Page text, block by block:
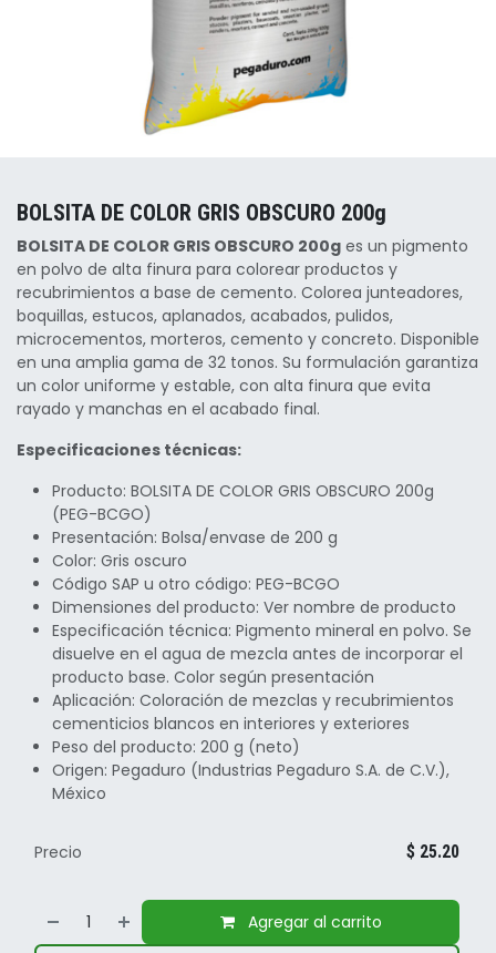
BOLSITA DE COLOR GRIS OBSCURO 200g
BOLSITA DE COLOR GRIS OBSCURO 200g es un pigmento
en polvo de alta finura para colorear productos y
recubrimientos a base de cemento. Colorea junteadores,
boquillas, estucos, aplanados, acabados, pulidos,
microcementos, morteros, cemento y concreto. Disponible
en una amplia gama de 32 tonos. Su formulación garantiza
un color uniforme y estable, con alta finura que evita
rayado y manchas en el acabado final.
Especificaciones técnicas:
Producto: BOLSITA DE COLOR GRIS OBSCURO 200g
(PEG-BCGO)
Presentación: Bolsa/envase de 200 g
Color: Gris oscuro
Código SAP u otro código: PEG-BCGO
Dimensiones del producto: Ver nombre de producto
Especificación técnica: Pigmento mineral en polvo. Se
disuelve en el agua de mezcla antes de incorporar el
producto base. Color según presentación
Aplicación: Coloración de mezclas y recubrimientos
cementicios blancos en interiores y exteriores
Peso del producto: 200 g (neto)
Origen: Pegaduro (Industrias Pegaduro S.A. de C.V.),
México
Agregar al carrito
Precio $ 25.20